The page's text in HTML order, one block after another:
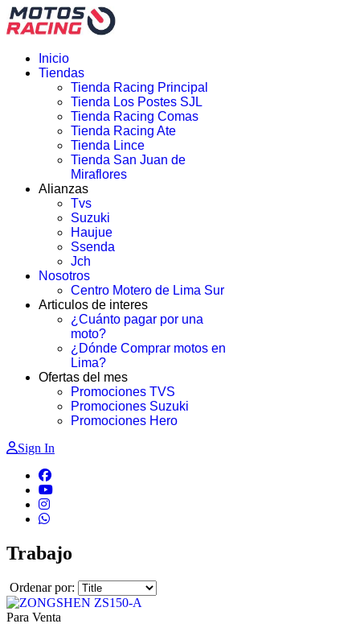
Inicio
Tiendas
Tienda Racing Principal
Tienda Los Postes SJL
Tienda Racing Comas
Tienda Racing Ate
Tienda Lince
Tienda San Juan de
Miraflores
Alianzas
Tvs
Suzuki
Haujue
Ssenda
Jch
Nosotros
Centro Motero de Lima Sur
Articulos de interes
¿Cuánto pagar por una
moto?
¿Dónde Comprar motos en
Lima?
Ofertas del mes
Promociones TVS
Promociones Suzuki
Promociones Hero
Sign In
Trabajo
Ordenar por:
Para Venta